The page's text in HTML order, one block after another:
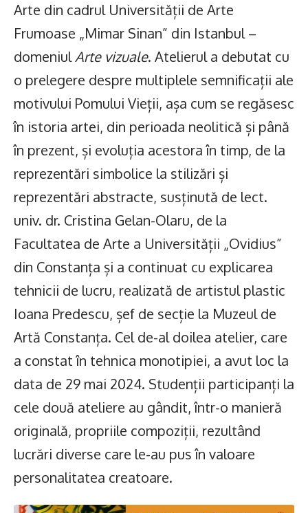
Arte din cadrul Universității de Arte
Frumoase „Mimar Sinan” din Istanbul –
domeniulArte vizuale. Atelierul a debutat cu
o prelegere despre multiplele semnificații ale
motivului Pomului Vieții, așa cum se regăsesc
în istoria artei, din perioada neolitică și până
în prezent, și evoluția acestora în timp, de la
reprezentări simbolice la stilizări și
reprezentări abstracte, susținută de lect.
univ. dr. Cristina Gelan-Olaru, de la
Facultatea de Arte a Universității „Ovidius”
din Constanța și a continuat cu explicarea
tehnicii de lucru, realizată de artistul plastic
Ioana Predescu, șef de secție la Muzeul de
Artă Constanța. Cel de-al doilea atelier, care
a constat în tehnica monotipiei, a avut loc la
data de 29 mai 2024. Studenții participanți la
cele două ateliere au gândit, într-o manieră
originală, propriile compoziții, rezultând
lucrări diverse care le-au pus în valoare
personalitatea creatoare.